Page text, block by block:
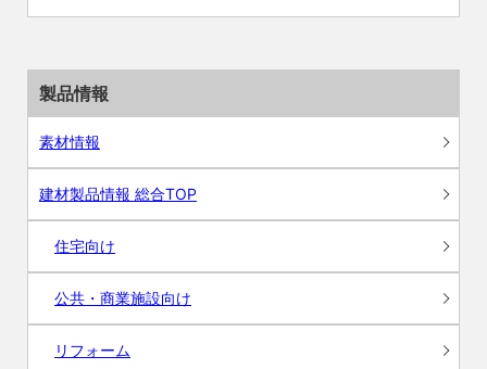
製品情報
素材情報
建材製品情報 総合TOP
住宅向け
公共・商業施設向け
リフォーム